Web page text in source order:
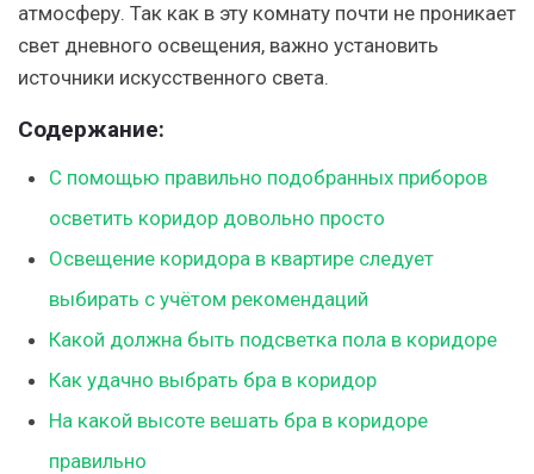
атмосферу. Так как в эту комнату почти не проникает
свет дневного освещения, важно установить
источники искусственного света.
Содержание:
С помощью правильно подобранных приборов
осветить коридор довольно просто
Освещение коридора в квартире следует
выбирать с учётом рекомендаций
Какой должна быть подсветка пола в коридоре
Как удачно выбрать бра в коридор
На какой высоте вешать бра в коридоре
правильно